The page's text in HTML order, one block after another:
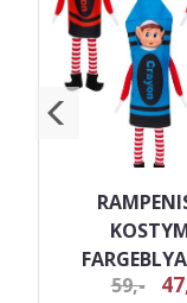
ASSORTERTE
59,-